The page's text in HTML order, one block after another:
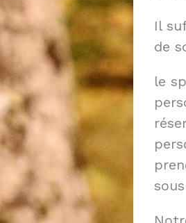
Il
de
le